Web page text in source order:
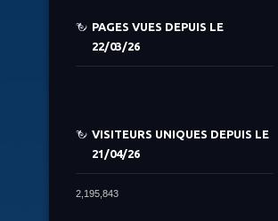
PAGES VUES DEPUIS LE
22/03/26
VISITEURS UNIQUES DEPUIS LE
21/04/26
2,195,843